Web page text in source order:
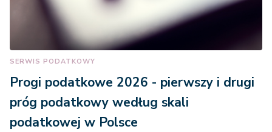
SERWIS PODATKOWY
Progi podatkowe 2026 - pierwszy i drugi
próg podatkowy według skali
podatkowej w Polsce